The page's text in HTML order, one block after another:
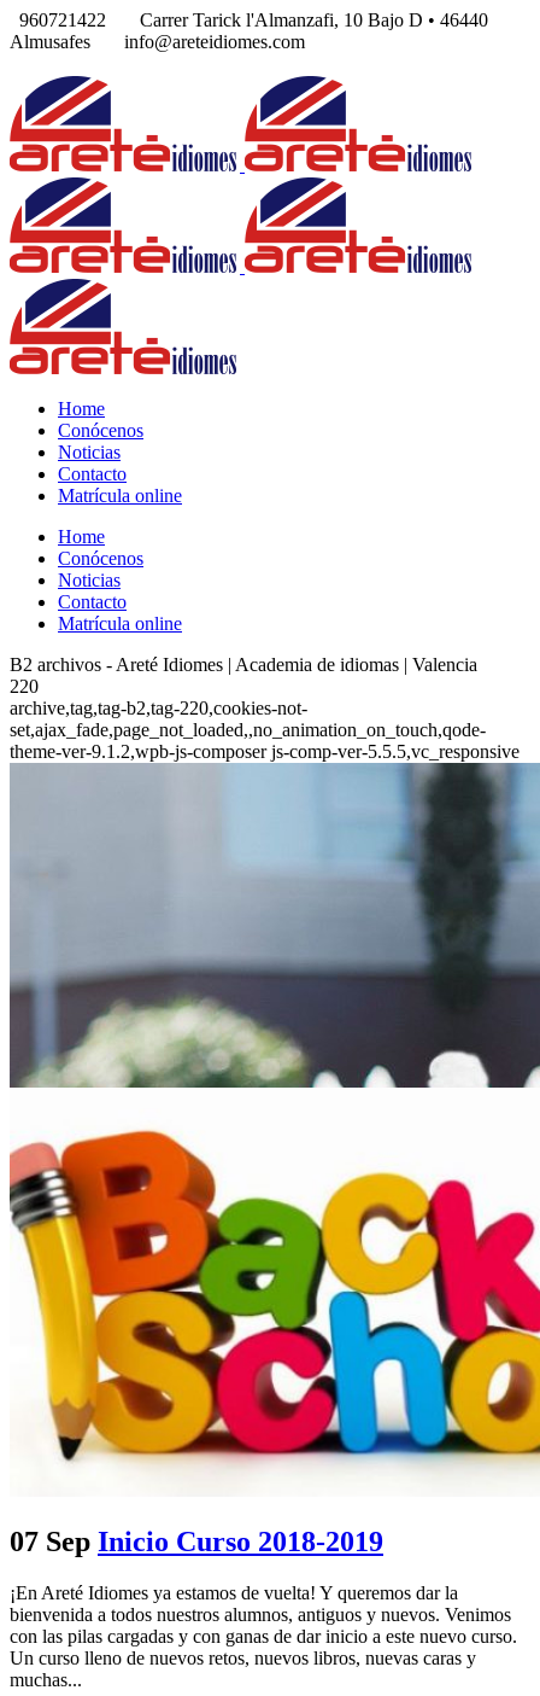
960721422
Carrer Tarick l'Almanzafi, 10 Bajo D • 46440
Almusafes
info@areteidiomes.com
Home
Conócenos
Noticias
Contacto
Matrícula online
Home
Conócenos
Noticias
Contacto
Matrícula online
B2 archivos - Areté Idiomes | Academia de idiomas | Valencia
220
archive,tag,tag-b2,tag-220,cookies-not-
set,ajax_fade,page_not_loaded,,no_animation_on_touch,qode-
theme-ver-9.1.2,wpb-js-composer js-comp-ver-5.5.5,vc_responsive
07 Sep Inicio Curso 2018-2019
¡En Areté Idiomes ya estamos de vuelta! Y queremos dar la
bienvenida a todos nuestros alumnos, antiguos y nuevos. Venimos
con las pilas cargadas y con ganas de dar inicio a este nuevo curso.
Un curso lleno de nuevos retos, nuevos libros, nuevas caras y
muchas...